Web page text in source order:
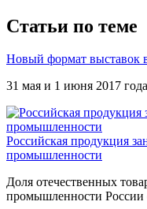
Статьи по теме
Новый формат выставок
31 мая и 1 июня 2017
Российская продукция
промышленности
Доля отечественных
промышленности России